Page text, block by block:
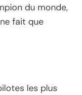
du monde,
fait que
les plus